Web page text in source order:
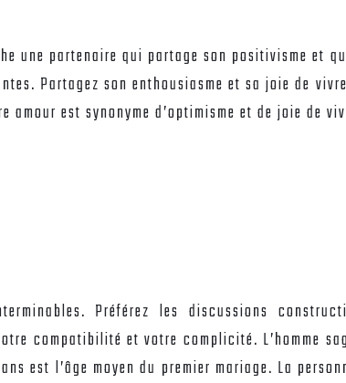
une partenaire qui partage son positivisme et
Partagez son enthousiasme et sa joie de
est synonyme d’optimisme et de joie de
Préférez les discussions
compatibilité et votre complicité. L’homme
est l’âge moyen du premier mariage. La